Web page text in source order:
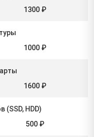
1300 ₽
1000 ₽
1600 ₽
(SSD, HDD)
500 ₽